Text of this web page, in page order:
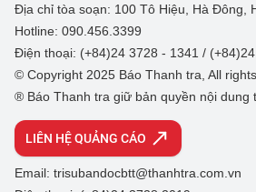
Địa chỉ tòa soạn: 100 Tô Hiệu, Hà Đông,
Hotline: 090.456.3399
Điện thoại: (+84)24 3728 - 1341 /
© Copyright 2025 Báo Thanh tra, All
® Báo Thanh tra giữ bản quyền nội dung
LIÊN HỆ QUẢNG CÁO
Email: trisubandocbtt@thanhtra.com.vn